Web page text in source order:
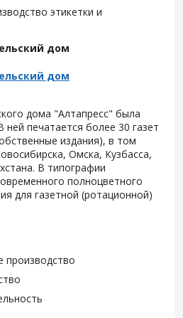
этикетки и
дом
дом
дома "Алтапресс" была
ней печатается более 30 газет
издания), в том
Омска, Кузбасса,
В типографии
полноцветного
для газетной (ротационной)
производство